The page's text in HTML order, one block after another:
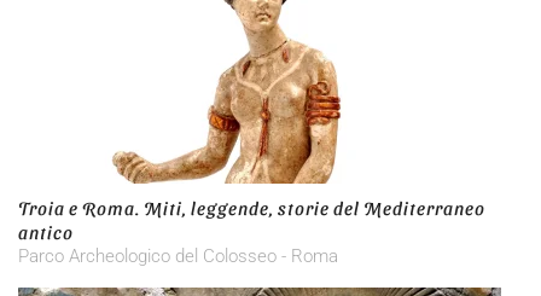
Troia e Roma. Miti, leggende, storie del Mediterraneo
antico
Parco Archeologico del Colosseo - Roma